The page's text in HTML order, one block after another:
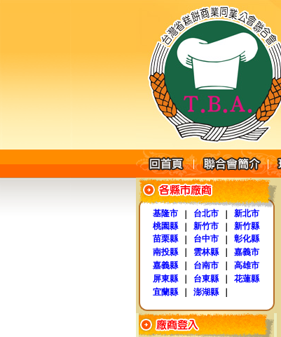
基隆市 台北市
新北市
桃園縣
新竹市
新竹縣
苗栗縣
台中市
彰化縣
南投縣
雲林縣
嘉義市
嘉義縣
台南市
高雄市
屏東縣
台東縣
花蓮縣
宜蘭縣
澎湖縣